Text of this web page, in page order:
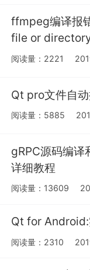
ffmpeg编译报
file or
阅读量：2221
Qt pro文件自
阅读量：5885
gRPC源码编
详细教程
阅读量：13609
Qt for
阅读量：2310